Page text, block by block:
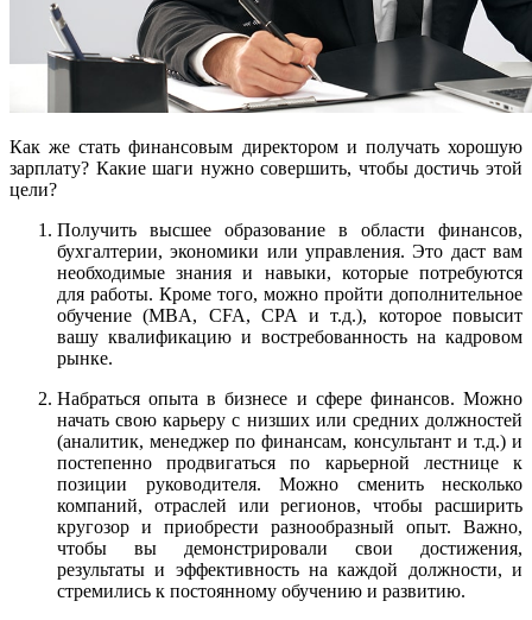
Как же стать финансовым директором и получать хорошую
зарплату? Какие шаги нужно совершить, чтобы достичь этой
цели?
Получить высшее образование в области финансов,
бухгалтерии, экономики или управления. Это даст вам
необходимые знания и навыки, которые потребуются
для работы. Кроме того, можно пройти дополнительное
обучение (MBA, CFA, CPA и т.д.), которое повысит
вашу квалификацию и востребованность на кадровом
рынке.
Набраться опыта в бизнесе и сфере финансов. Можно
начать свою карьеру с низших или средних должностей
(аналитик, менеджер по финансам, консультант и т.д.) и
постепенно продвигаться по карьерной лестнице к
позиции руководителя. Можно сменить несколько
компаний, отраслей или регионов, чтобы расширить
кругозор и приобрести разнообразный опыт. Важно,
чтобы вы демонстрировали свои достижения,
результаты и эффективность на каждой должности, и
стремились к постоянному обучению и развитию.